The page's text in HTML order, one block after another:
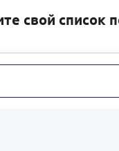
свой список